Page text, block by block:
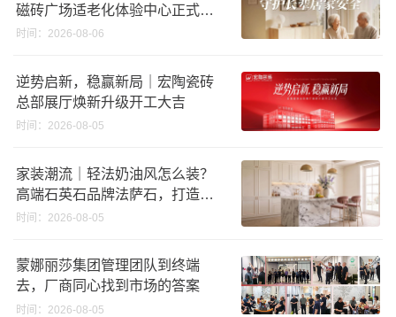
磁砖广场适老化体验中心正式亮
相
时间：2026-08-06
逆势启新，稳赢新局｜宏陶瓷砖
总部展厅焕新升级开工大吉
时间：2026-08-05
家装潮流｜轻法奶油风怎么装？
高端石英石品牌法萨石，打造质
感橱柜台面
时间：2026-08-05
蒙娜丽莎集团管理团队到终端
去，厂商同心找到市场的答案
时间：2026-08-05